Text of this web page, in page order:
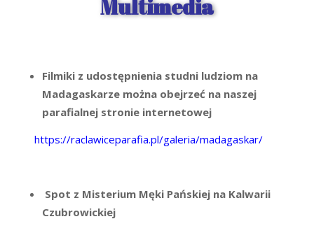
Multimedia
Filmiki z udostępnienia studni ludziom na
Madagaskarze można obejrzeć na naszej
parafialnej stronie internetowej
https://raclawiceparafia.pl/galeria/madagaskar/
Spot z Misterium Męki Pańskiej na Kalwarii
Czubrowickiej